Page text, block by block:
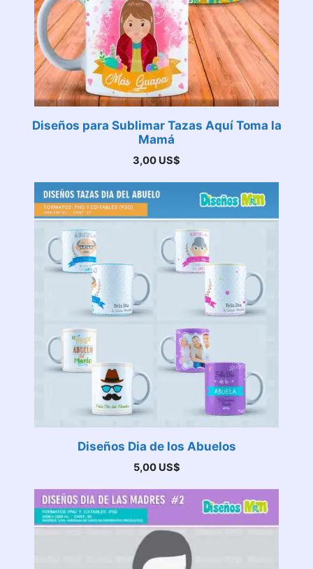
Diseños para Sublimar Tazas Aquí Toma la
Mamá
3,00 US$
Diseños Dia de los Abuelos
5,00 US$